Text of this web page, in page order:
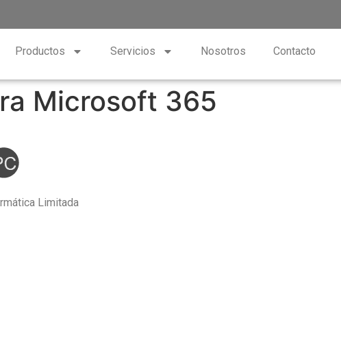
Productos Servicios Nosotros Contacto
Microsoft 365
Limitada